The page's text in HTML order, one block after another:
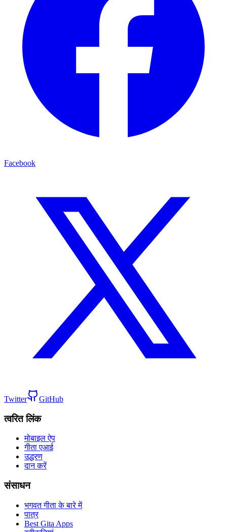
Facebook
Twitter GitHub
त्वरित लिंक
मोबाइल ऐप
गीता एआई
उद्धरण
दान करें
संसाधन
भगवत गीता के बारे में
पात्र
Best Gita Apps